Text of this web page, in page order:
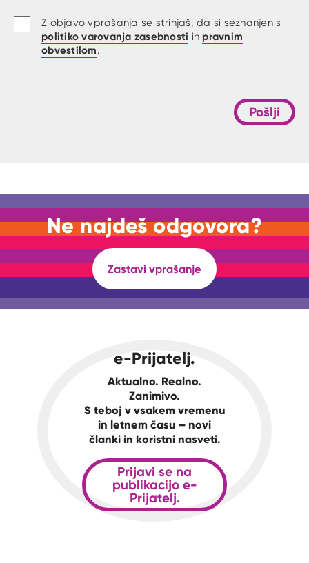
Z objavo vprašanja se strinjaš, da si seznanjen s
politiko varovanja zasebnosti in pravnim
obvestilom.
Pošlji
Ne najdeš odgovora?
Zastavi vprašanje
e-Prijatelj.
Aktualno. Realno.
Zanimivo.
S teboj v vsakem vremenu
in letnem času – novi
članki in koristni nasveti.
Prijavi se na
publikacijo e-
Prijatelj.